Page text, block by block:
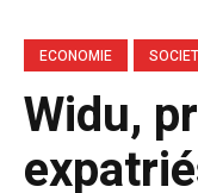
ECONOMIE
Widu,